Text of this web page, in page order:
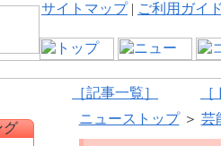
サイトマップ| ご利用ガイド
［記事一覧］
グ
ニューストップ＞ 芸